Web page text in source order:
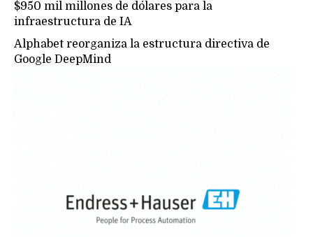
$950 mil millones de dólares para la
infraestructura de IA
Alphabet reorganiza la estructura directiva de
Google DeepMind